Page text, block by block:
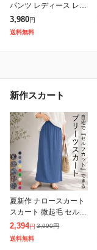
パンツ レディース レギ
ンス レギパン 美脚 脚
長効果 フレア フレアパ
ンツ レギンスパンツ 細
3,980円
送料無料
新作スカート
夏新作 ナロースカート
スカート 微起毛 セルフ
カット プリーツ ロング
丈 タイト ウエストゴム
レディース [郵3]^b488
2,394円 3,990円
送料無料